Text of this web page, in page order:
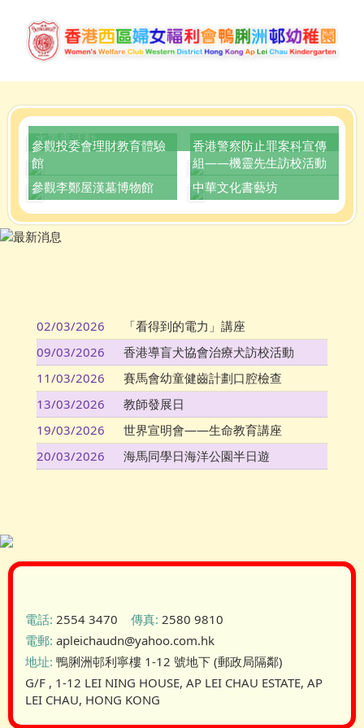
水墨畫活動
參觀投委會理財教育體驗
館
香港警察防止罪案科宣傳
組——機靈先生訪校活動
參觀李鄭屋漢墓博物館
中華文化書藝坊
02/03/2026
「看得到的電力」講座
09/03/2026
香港導盲犬協會治療犬訪校活動
11/03/2026
賽馬會幼童健齒計劃口腔檢查
13/03/2026
教師發展日
19/03/2026
世界宣明會——生命教育講座
20/03/2026
海馬同學日海洋公園半日遊
電話: 2554 3470 傳真: 2580 9810
電郵: apleichaudn@yahoo.com.hk
地址: 鴨脷洲邨利寧樓 1-12 號地下 (郵政局隔鄰)
G/F , 1-12 LEI NING HOUSE, AP LEI CHAU ESTATE, AP
LEI CHAU, HONG KONG